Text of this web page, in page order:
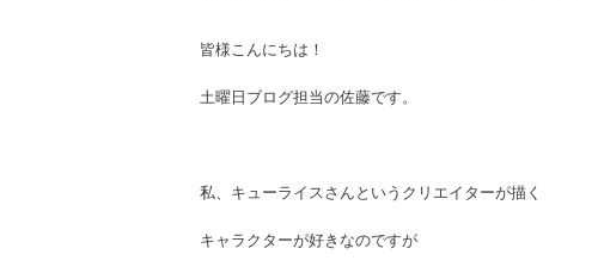
皆様こんにちは！
土曜日ブログ担当の佐藤です。
私、キューライスさんというクリエイターが描く
キャラクターが好きなのですが